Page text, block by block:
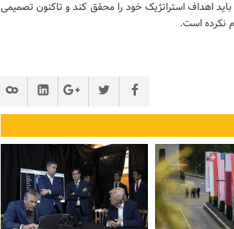
اهداف استراتژیک خود را محقق کند و تاکنون تصمیمی
نکرده است.